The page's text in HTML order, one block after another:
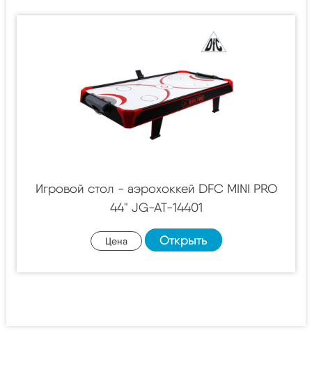
Игровой стол - аэрохоккей DFC MINI PRO
44" JG-AT-14401
Цена Открыть